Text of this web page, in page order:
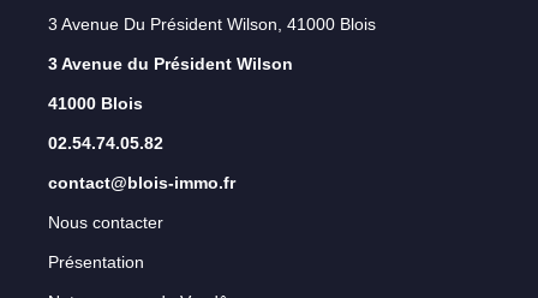
3 Avenue Du Président Wilson, 41000 Blois
3 Avenue du Président Wilson
41000 Blois
02.54.74.05.82
contact@blois-immo.fr
Nous contacter
Présentation